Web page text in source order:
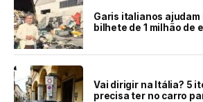
Garis italianos
bilhete de 1 milhão de
Vai dirigir na Itália? 5
precisa ter no carro